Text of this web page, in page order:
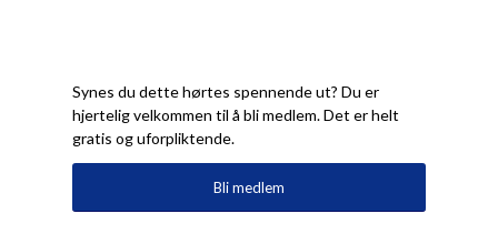
Synes du dette hørtes spennende ut? Du er
hjertelig velkommen til å bli medlem. Det er helt
gratis og uforpliktende.
Bli medlem